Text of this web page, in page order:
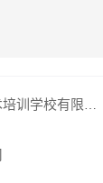
· 青海汤姆之家文化艺术培训学校有限公司